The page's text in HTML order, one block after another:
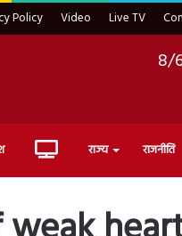
Policy Video Live TV
8/
Live राज्य राजनीति